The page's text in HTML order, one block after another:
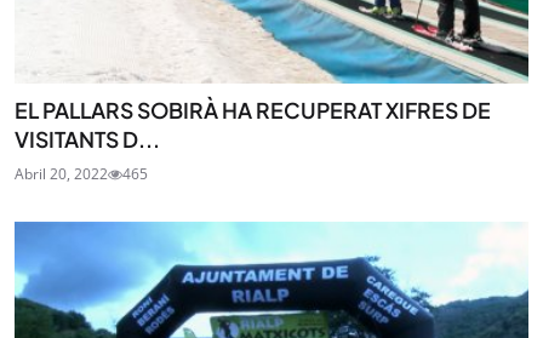
EL PALLARS SOBIRÀ HA RECUPERAT XIFRES DE
VISITANTS D...
Abril 20, 2022 465